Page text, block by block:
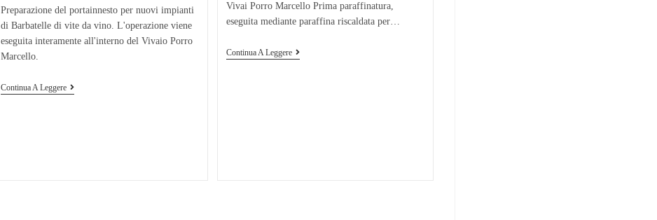
Preparazione del portainnesto per nuovi impianti
di Barbatelle di vite da vino. L'operazione viene
eseguita interamente all'interno del Vivaio Porro
Marcello.
Continua A Leggere
Vivai Porro Marcello Prima paraffinatura,
eseguita mediante paraffina riscaldata per…
Continua A Leggere